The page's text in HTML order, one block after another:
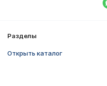
Разделы
Открыть каталог